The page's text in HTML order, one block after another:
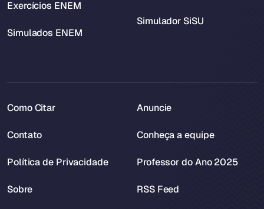
Exercícios ENEM
Simulados ENEM
Simulador SiSU
Como Citar
Contato
Política de Privacidade
Sobre
Anuncie
Conheça a equipe
Professor do Ano 2025
RSS Feed